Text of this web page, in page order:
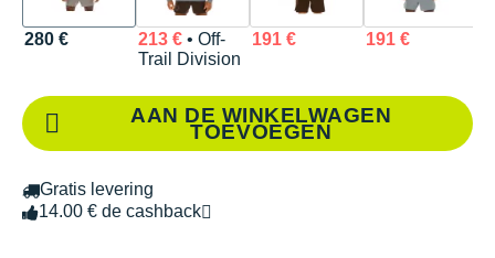
280 € 213 €• Off-
Trail Division
191 € 191 €
AAN DE WINKELWAGEN
TOEVOEGEN
Gratis levering
14.00 € de cashback